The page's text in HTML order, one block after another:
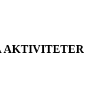
AKTIVITETER